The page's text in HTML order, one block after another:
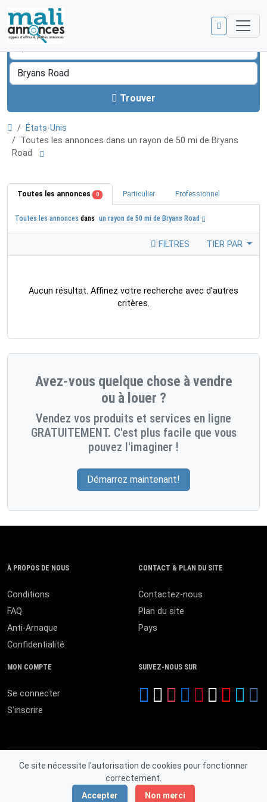
Trouver
États-Unis
Toutes les annonces dans un rayon de 50 mi de Bryans
Road
Toutes les annonces 0 Particulier Professionnel
Toutes les annonces dans un rayon de 50 mi de Bryans Road
FILTRES TIER PAR
Aucun résultat. Affinez votre recherche avec d'autres
critères.
Avez-vous quelque chose à vendre
ou à louer ?
Vendez vos produits et services en ligne
GRATUITEMENT. C'est plus facile que vous
pouvez l'imaginer !
Démarrez maintenant!
Ce site nécessite l'autorisation de cookies pour fonctionner
correctement.
Accepter
Non merci
À PROPOS DE NOUS
Conditions
FAQ
Anti-Arnaque
Confidentialité
CONTACT & PLAN DU SITE
Contactez-nous
Plan du site
Pays
MON COMPTE
Se connecter
S'inscrire
SUIVEZ-NOUS SUR
© 2026 MALI ANNONCES. Tous droits réservés.